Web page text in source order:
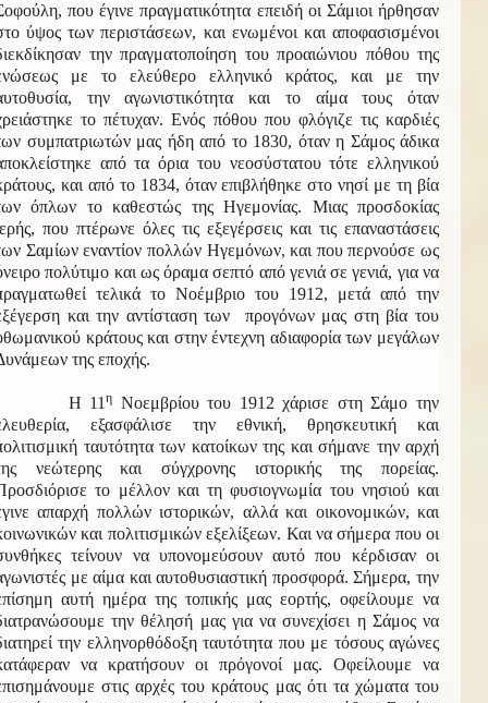
που έγινε πραγματικότητα επειδή οι Σάμιοι ήρθησαν
ύψος των περιστάσεων, και ενωμένοι και αποφασισμένοι
την πραγματοποίηση του προαιώνιου πόθου της
με το ελεύθερο ελληνικό κράτος, και με την
την αγωνιστικότητα και το αίμα τους όταν
το πέτυχαν. Ενός πόθου που φλόγιζε τις καρδιές
συμπατριωτών μας ήδη από το 1830, όταν η Σάμος άδικα
από τα όρια του νεοσύστατου τότε ελληνικού
και από το 1834, όταν επιβλήθηκε στο νησί με τη βία
όπλων το καθεστώς της Ηγεμονίας. Μιας προσδοκίας
που πτέρωνε όλες τις εξεγέρσεις και τις επαναστάσεις
Σαμίων εναντίον πολλών Ηγεμόνων, και που περνούσε ως
πολύτιμο και ως όραμα σεπτό από γενιά σε γενιά, για να
τελικά το Νοέμβριο του 1912, μετά από την
και την αντίσταση των προγόνων μας στη βία του
κράτους και στην έντεχνη αδιαφορία των μεγάλων
της εποχής.
11η Νοεμβρίου του 1912 χάρισε στη Σάμο την
εξασφάλισε την εθνική, θρησκευτική και
ταυτότητα των κατοίκων της και σήμανε την αρχή
νεώτερης και σύγχρονης ιστορικής της πορείας.
το μέλλον και τη φυσιογνωμία του νησιού και
απαρχή πολλών ιστορικών, αλλά και οικονομικών, και
και πολιτισμικών εξελίξεων. Και να σήμερα που οι
τείνουν να υπονομεύσουν αυτό που κέρδισαν οι
με αίμα και αυτοθυσιαστική προσφορά. Σήμερα, την
αυτή ημέρα της τοπικής μας εορτής, οφείλουμε να
την θέλησή μας για να συνεχίσει η Σάμος να
την ελληνορθόδοξη ταυτότητα που με τόσους αγώνες
να κρατήσουν οι πρόγονοί μας. Οφείλουμε να
στις αρχές του κράτους μας ότι τα χώματα του